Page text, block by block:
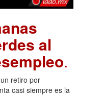
al
.
retiro por
casi siempre es la